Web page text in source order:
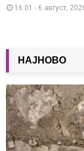
16:01 - 6 август,
НАЈНОВО